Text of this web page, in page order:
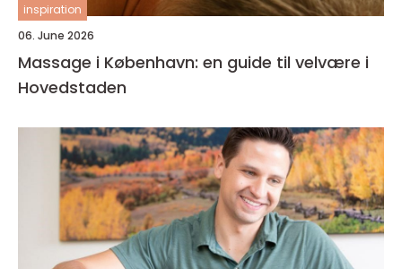
inspiration
06. June 2026
Massage i København: en guide til velvære i
Hovedstaden